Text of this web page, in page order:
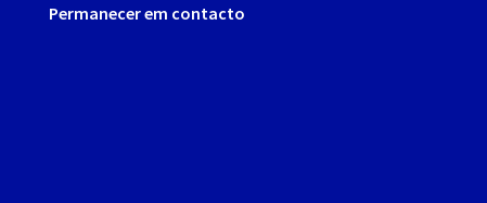
Permanecer em contacto